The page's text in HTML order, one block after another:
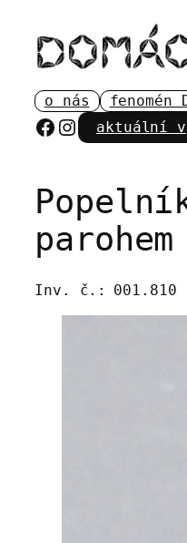
obsah
o nás fenomén
Facebook
Instagram
aktuální
parohem
Inv. č.: 001.810